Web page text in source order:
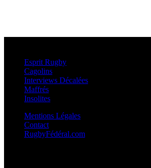
Esprit Rugby
Cagolins
Interviews Décalées
Maffrés
Insolites
Mentions Légales
Contact
RugbyFédéral.com